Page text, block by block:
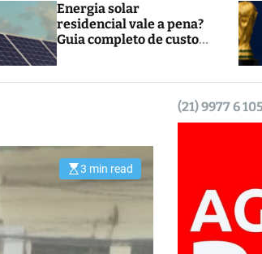
Energia solar
residencial vale a pena?
Guia completo de custos
E
s
m
a
t
3 min read
(21) 9977 6